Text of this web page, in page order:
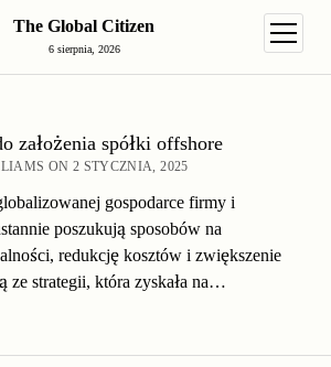
The Global Citizen
6 sierpnia, 2026
open
założenia spółki offshore
ON 2 STYCZNIA, 2025
gospodarce firmy i
poszukują sposobów na
redukcję kosztów i zwiększenie
ze strategii, która zyskała na…